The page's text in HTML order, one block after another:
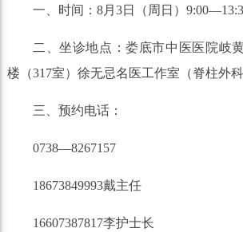
一、时间：8月3日（周日）
二、坐诊地点：娄底市中医医院岐
楼（317室）徐无忌名医工作室（脊柱外科
三、预约电话：
0738—8267157
18673849993戴主任
16607387817李护士长